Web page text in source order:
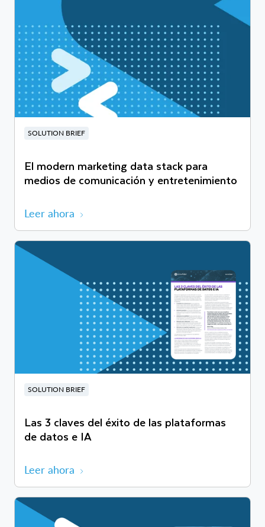
SOLUTION BRIEF
El modern marketing data stack para
medios de comunicación y entretenimiento
Leer ahora
SOLUTION BRIEF
Las 3 claves del éxito de las plataformas
de datos e IA
Leer ahora